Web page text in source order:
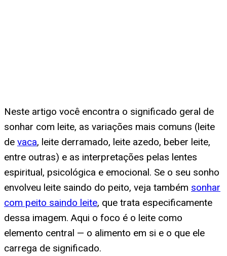
Neste artigo você encontra o significado geral de
sonhar com leite, as variações mais comuns (leite
de vaca, leite derramado, leite azedo, beber leite,
entre outras) e as interpretações pelas lentes
espiritual, psicológica e emocional. Se o seu sonho
envolveu leite saindo do peito, veja também sonhar
com peito saindo leite, que trata especificamente
dessa imagem. Aqui o foco é o leite como
elemento central — o alimento em si e o que ele
carrega de significado.